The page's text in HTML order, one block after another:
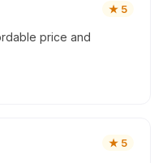
★ 5
price and
★ 5